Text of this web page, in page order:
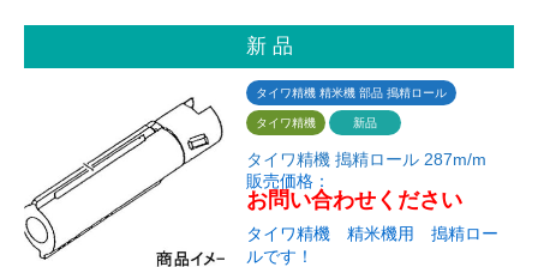
新 品
タイワ精機 精米機 部品 搗精ロール
タイワ精機 新品
タイワ精機 搗精ロール 287m/m
販売価格：
お問い合わせください
タイワ精機 精米機用 搗精ロー
ルです！